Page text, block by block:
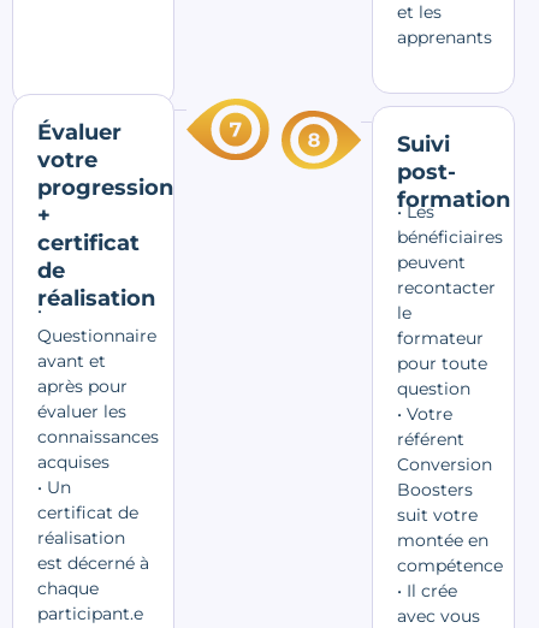
et les
apprenants
Évaluer
votre
progression
+
certificat
de
réalisation
•
Questionnaire
avant et
après pour
évaluer les
connaissances
acquises
• Un
certificat de
réalisation
est décerné à
chaque
participant.e
Suivi
post-
formation
• Les
bénéficiaires
peuvent
recontacter
le
formateur
pour toute
question
• Votre
référent
Conversion
Boosters
suit votre
montée en
compétence
• Il crée
avec vous